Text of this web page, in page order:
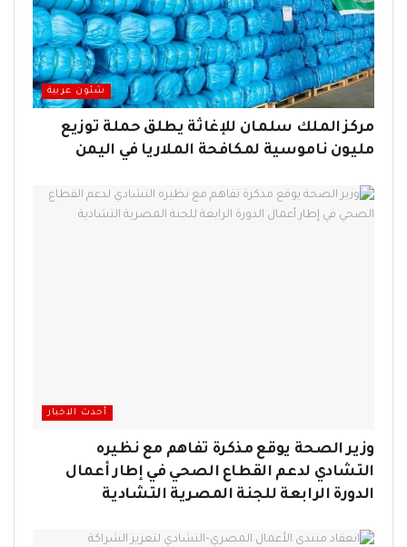
شئون عربية
مركز الملك سلمان للإغاثة يطلق حملة توزيع
مليون ناموسية لمكافحة الملاريا في اليمن
أحدث الاخبار
وزير الصحة يوقع مذكرة تفاهم مع نظيره
التشادي لدعم القطاع الصحي في إطار أعمال
الدورة الرابعة للجنة المصرية التشادية